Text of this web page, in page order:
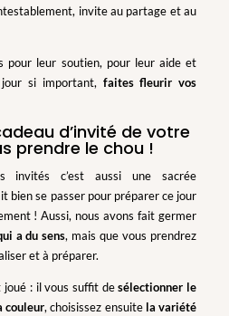
invite au partage et au
pour leur soutien, pour leur aide et
si important, faites fleurir vos
d’invité de votre
prendre le chou !
invités c’est aussi une sacrée
bien se passer pour préparer ce jour
! Aussi, nous avons fait germer
a du sens, mais que vous prendrez
et à préparer.
joué : il vous suffit desélectionner le
couleur, choisissez ensuite la variété